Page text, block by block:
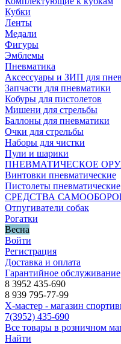
Кубки
Ленты
Медали
Фигуры
Эмблемы
Пневматика
Аксессуары и ЗИП для
Запчасти для пневматики
Кобуры для пистолетов
Мишени для стрельбы
Баллоны для пневматики
Очки для стрельбы
Наборы для чистки
Пули и шарики
ПНЕВМАТИЧЕСКОЕ
Винтовки пневматические
Пистолеты пневматические
СРЕДСТВА
Отпугиватели собак
Рогатки
Весна
Войти
Регистрация
Доставка и оплата
Гарантийное обслуживание
8 3952 435-690
8 939 795-77-99
Х-мастер - магазин
7(3952) 435-690
Все товары в розничном
Найти